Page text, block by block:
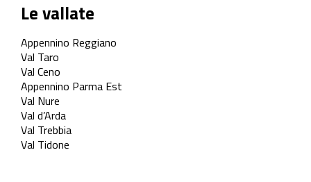
Le vallate
Appennino Reggiano
Val Taro
Val Ceno
Appennino Parma Est
Val Nure
Val d’Arda
Val Trebbia
Val Tidone